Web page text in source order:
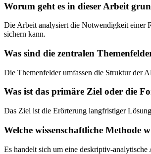
Worum geht es in dieser Arbeit
Die Arbeit analysiert die Notwendigkeit einer
sichern kann.
Was sind die zentralen
Die Themenfelder umfassen die Struktur der
Was ist das primäre Ziel oder die
Das Ziel ist die Erörterung langfristiger
Welche wissenschaftliche Methode
Es handelt sich um eine deskriptiv-